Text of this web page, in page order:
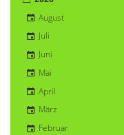
August
Juli
Juni
Mai
April
März
Februar